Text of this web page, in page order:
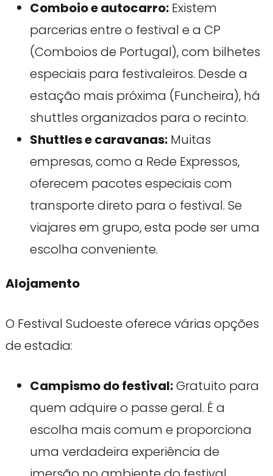
Comboio e autocarro:Existem
parcerias entre o festival e a CP
(Comboios de Portugal), com bilhetes
especiais para festivaleiros. Desde a
estação mais próxima (Funcheira), há
shuttles organizados para o recinto.
Shuttles e caravanas:Muitas
empresas, como a Rede Expressos,
oferecem pacotes especiais com
transporte direto para o festival. Se
viajares em grupo, esta pode ser uma
escolha conveniente.
Alojamento
O Festival Sudoeste oferece várias opções
de estadia:
Campismo do festival:Gratuito para
quem adquire o passe geral. É a
escolha mais comum e proporciona
uma verdadeira experiência de